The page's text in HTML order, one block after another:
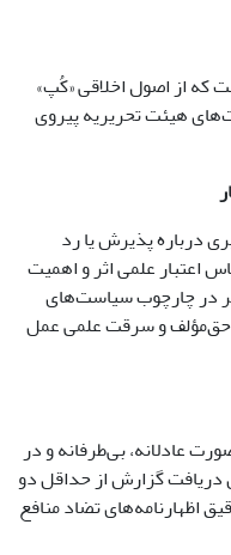
که از اصول اخلاقی «کُپ»
هیئت تحریریه پیروی
درباره پذیرش یا رد
اعتبار علمی اثر و اهمیت
در چارچوب سیاست‌های
حق‌مؤلف و سرقت علمی عمل
عادلانه، بی‌طرفانه و در
دریافت گزارش از حداقل دو
اظهارنامه‌های تضاد منافع